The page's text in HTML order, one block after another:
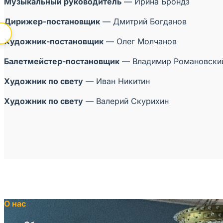
Дирижер-постановщик — Дмитрий Богданов
Художник-постановщик — Олег Молчанов
Балетмейстер-постановщик — Владимир
Художник по свету — Иван Никитин
Художник по свету — Валерий Скурихин
О нас